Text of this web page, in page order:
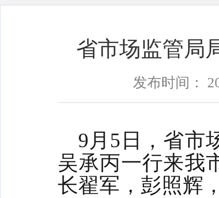
省市场监管局
发布时间：
9月5日，省市
吴承丙一行来我
长翟军，彭照辉